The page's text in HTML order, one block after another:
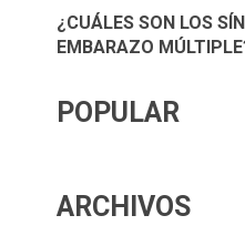
¿CUÁLES SON LOS
EMBARAZO
POPULAR
ARCHIVOS